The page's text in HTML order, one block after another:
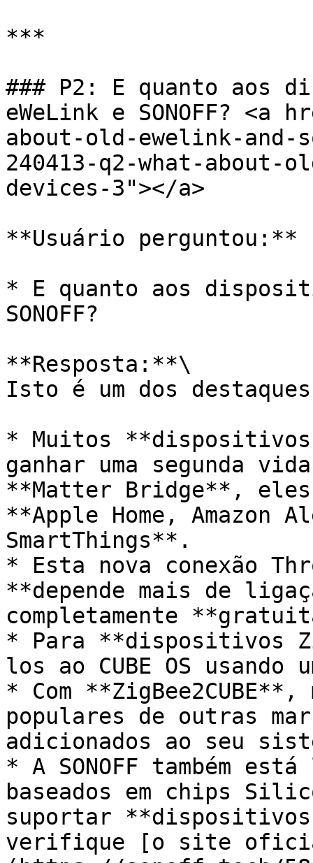
***
### P2: E quanto aos
eWeLink e SONOFF? <a
about-old-ewelink-
240413-q2-what-about-
devices-3"></a>
**Usuário perguntou:**
* E quanto aos
SONOFF?
**Resposta:**\
Isto é um dos destaques
* Muitos **dispositivos
ganhar uma segunda
**Matter Bridge**, eles
**Apple Home, Amazon
SmartThings**.
* Esta nova conexão
**depende mais de
completamente
* Para **dispositivos
los ao CUBE OS usando
* Com
populares de outras
adicionados ao seu
* A SONOFF também
baseados em chips
suportar
verifique [o site oficial